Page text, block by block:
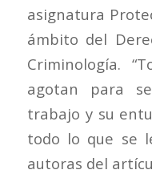
asignatura
ámbito del
Criminología.
agotan para
trabajo y su
todo lo que se
autoras del